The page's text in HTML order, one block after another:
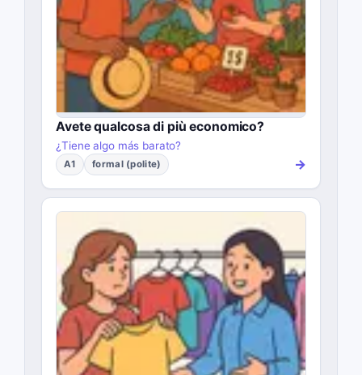
Avete qualcosa di più economico?
¿Tiene algo más barato?
A1 formal (polite) →